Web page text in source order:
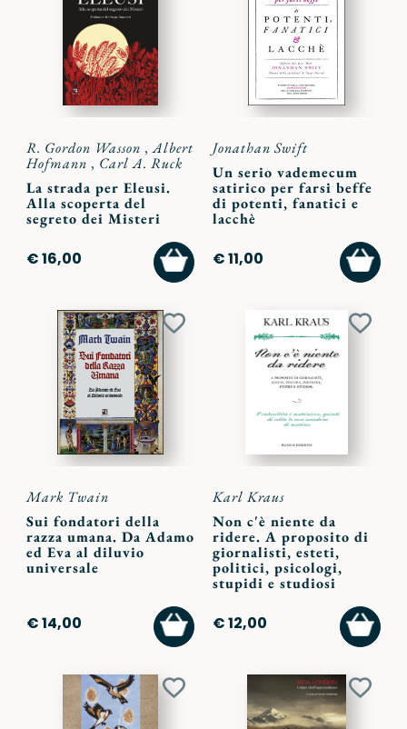
R. Gordon Wasson ,Albert
Hofmann , Carl A. Ruck
La strada per Eleusi.
Alla scoperta del
segreto dei Misteri
€ 16,00
AGGIUNGI
AL
CARRELLO
Jonathan Swift
Un serio vademecum
satirico per farsi beffe
di potenti, fanatici e
lacchè
€ 11,00
AL
Aggiungi
Mark Twain
Sui fondatori della
razza umana. Da Adamo
ed Eva al diluvio
universale
€ 14,00
AGGIUNGI
AL
CARRELLO
Karl Kraus
Non c'è niente da
ridere. A proposito di
giornalisti, esteti,
politici, psicologi,
stupidi e studiosi
€ 12,00
AL
Aggiungi